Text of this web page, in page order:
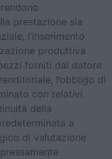
prestazione sia
l’inserimento
produttiva
forniti dal datore
l’obbligo di
con relativi
della
a
di valutazione